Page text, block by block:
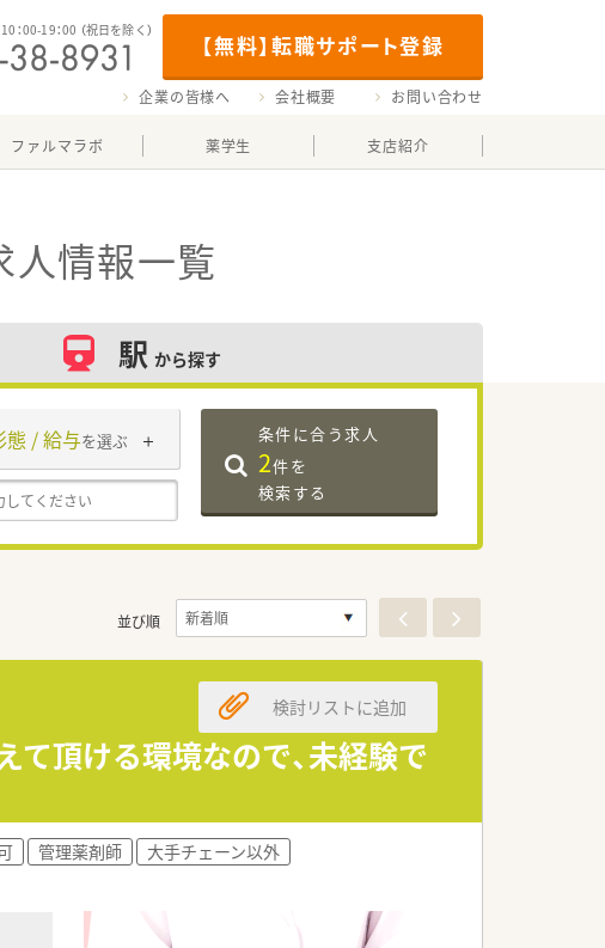
【無料】転職サポート登録
：00-19：00 （祝日を除く）
企業の皆様へ 会社概要 お問い合わせ
ファルマラボ 薬学生 支店紹介
人情報一覧
駅 から探す
態 / 給与を選ぶ 条件に合う求人
2件を
検索する
並び順
頂ける環境なので、未経験で
検討リストに追加
管理薬剤師
大手チェーン以外